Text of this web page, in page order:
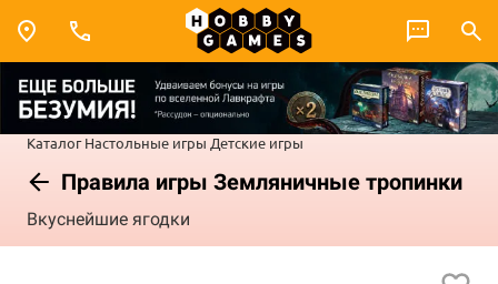
Каталог Настольные игры Детские игры
Правила игры Земляничные тропинки
Вкуснейшие ягодки